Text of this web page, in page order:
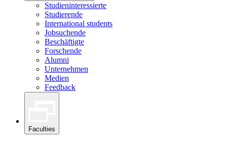
Studieninteressierte
Studierende
International students
Jobsuchende
Beschäftigte
Forschende
Alumni
Unternehmen
Medien
Feedback
Faculties